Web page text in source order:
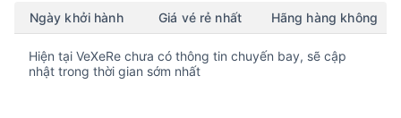
Ngày khởi hành Giá vé rẻ nhất Hãng hàng không
Hiện tại VeXeRe chưa có thông tin chuyến bay, sẽ cập
nhật trong thời gian sớm nhất